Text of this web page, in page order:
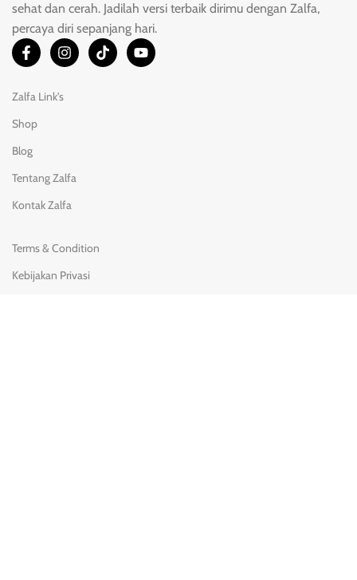
sehat dan cerah. Jadilah versi terbaik dirimu dengan Zalfa,
percaya diri sepanjang hari.
Zalfa Link's
Shop
Blog
Tentang Zalfa
Kontak Zalfa
Terms & Condition
Kebijakan Privasi